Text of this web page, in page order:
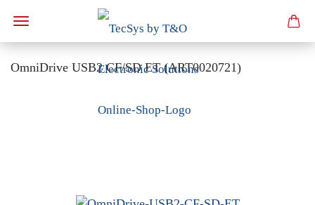
OmniDrive USB2 CF/SD ET (ART0020721)